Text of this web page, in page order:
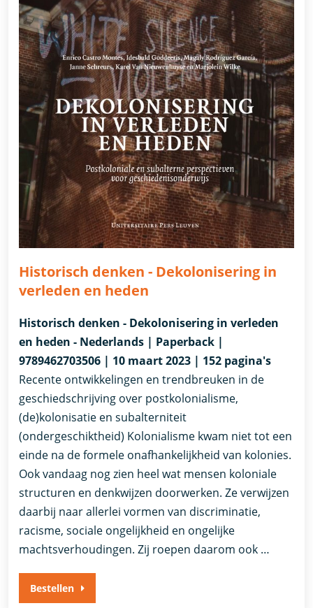
Historisch denken - Dekolonisering in
verleden en heden
Historisch denken - Dekolonisering in verleden
en heden - Nederlands | Paperback |
9789462703506 | 10 maart 2023 | 152 pagina's
Recente ontwikkelingen en trendbreuken in de
geschiedschrijving over postkolonialisme,
(de)kolonisatie en subalterniteit
(ondergeschiktheid) Kolonialisme kwam niet tot een
einde na de formele onafhankelijkheid van kolonies.
Ook vandaag nog zien heel wat mensen koloniale
structuren en denkwijzen doorwerken. Ze verwijzen
daarbij naar allerlei vormen van discriminatie,
racisme, sociale ongelijkheid en ongelijke
machtsverhoudingen. Zij roepen daarom ook …
Bestellen